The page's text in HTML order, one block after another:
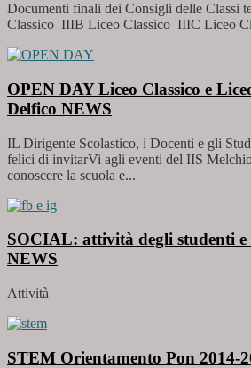
Documenti finali dei Consigli delle Classi
Classico IIIB Liceo Classico IIIC Liceo
OPEN DAY Liceo Classico e
Delfico NEWS
IL Dirigente Scolastico, i Docenti e gli
felici di invitarVi agli eventi del IIS
conoscere la scuola e...
SOCIAL: attività degli studenti e
NEWS
Attività
STEM Orientamento Pon 2014-